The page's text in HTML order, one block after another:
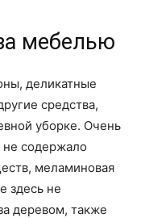
мебелью
деликатные
средства,
уборке. Очень
содержало
меламиновая
здесь не
деревом, также